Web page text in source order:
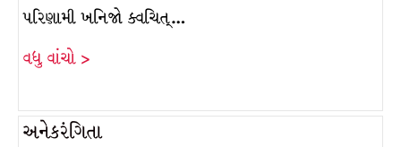
પરિણામી ખનિજો ક્વચિત્…
વધુ વાંચો >
અનેકરંગિતા